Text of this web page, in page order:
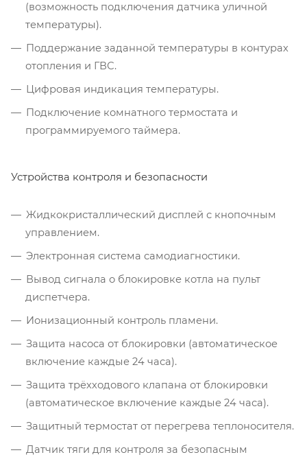
(возможность подключения датчика уличной
температуры).
Поддержание заданной температуры в контурах
отопления и ГВС.
Цифровая индикация температуры.
Подключение комнатного термостата и
программируемого таймера.
Устройства контроля и безопасности
Жидкокристаллический дисплей с кнопочным
управлением.
Электронная система самодиагностики.
Вывод сигнала о блокировке котла на пульт
диспетчера.
Ионизационный контроль пламени.
Защита насоса от блокировки (автоматическое
включение каждые 24 часа).
Защита трёхходового клапана от блокировки
(автоматическое включение каждые 24 часа).
Защитный термостат от перегрева теплоносителя.
Датчик тяги для контроля за безопасным